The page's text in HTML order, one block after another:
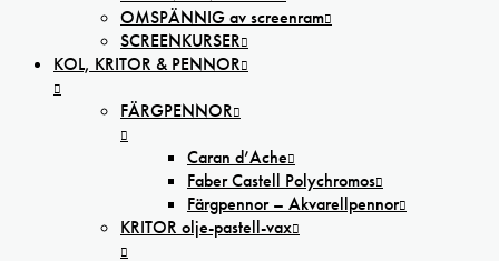
OMSPÄNNIG av screenram
SCREENKURSER
KOL, KRITOR & PENNOR
FÄRGPENNOR
Caran d’Ache
Faber Castell Polychromos
Färgpennor – Akvarellpennor
KRITOR olje-pastell-vax